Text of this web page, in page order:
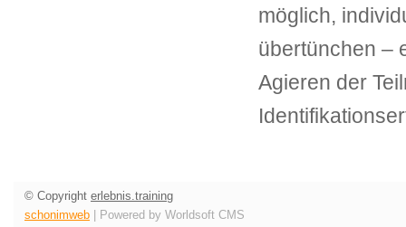
möglich,
übertünchen –
Agieren der
© Copyright erlebnis.training
schonimweb | Powered by Worldsoft CMS